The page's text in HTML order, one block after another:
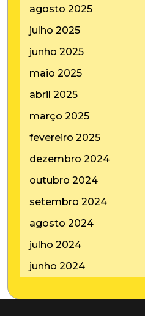
agosto 2025
julho 2025
junho 2025
maio 2025
abril 2025
março 2025
fevereiro 2025
dezembro 2024
outubro 2024
setembro 2024
agosto 2024
julho 2024
junho 2024